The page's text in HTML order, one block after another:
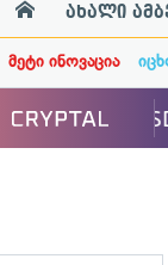
ახალი
მეტი ინოვაცია